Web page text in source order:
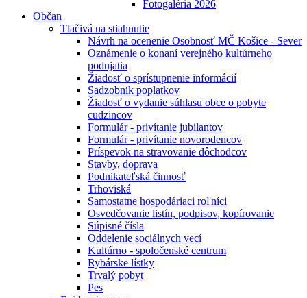
Fotogaléria 2026
Občan
Tlačivá na stiahnutie
Návrh na ocenenie Osobnosť MČ Košice - Sever
Oznámenie o konaní verejného kultúrneho
podujatia
Žiadosť o sprístupnenie informácií
Sadzobník poplatkov
Žiadosť o vydanie súhlasu obce o pobyte
cudzincov
Formulár - privítanie jubilantov
Formulár - privítanie novorodencov
Príspevok na stravovanie dôchodcov
Stavby, doprava
Podnikateľská činnosť
Trhoviská
Samostatne hospodáriaci roľníci
Osvedčovanie listín, podpisov, kopírovanie
Súpisné čísla
Oddelenie sociálnych vecí
Kultúrno - spoločenské centrum
Rybárske lístky
Trvalý pobyt
Pes